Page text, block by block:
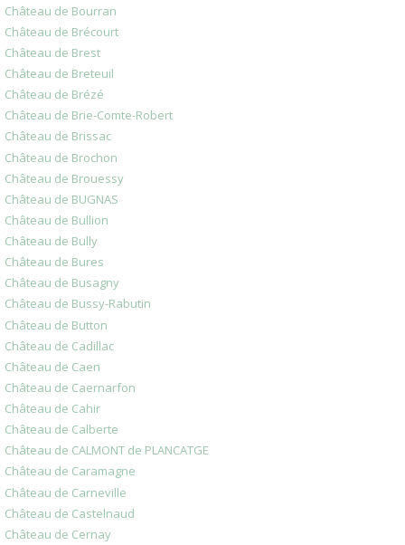
Château de Bourran
Château de Brécourt
Château de Brest
Château de Breteuil
Château de Brézé
Château de Brie-Comte-Robert
Château de Brissac
Château de Brochon
Château de Brouessy
Château de BUGNAS
Château de Bullion
Château de Bully
Château de Bures
Château de Busagny
Château de Bussy-Rabutin
Château de Button
Château de Cadillac
Château de Caen
Château de Caernarfon
Château de Cahir
Château de Calberte
Château de CALMONT de PLANCATGE
Château de Caramagne
Château de Carneville
Château de Castelnaud
Château de Cernay